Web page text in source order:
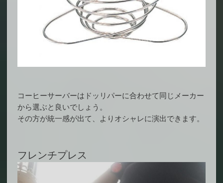
コーヒーサーバーはドッリパーに合わせて同じメーカー
から選ぶと良いでしょう。
その方が統一感が出て、よりオシャレに演出できます。
フレンチプレス